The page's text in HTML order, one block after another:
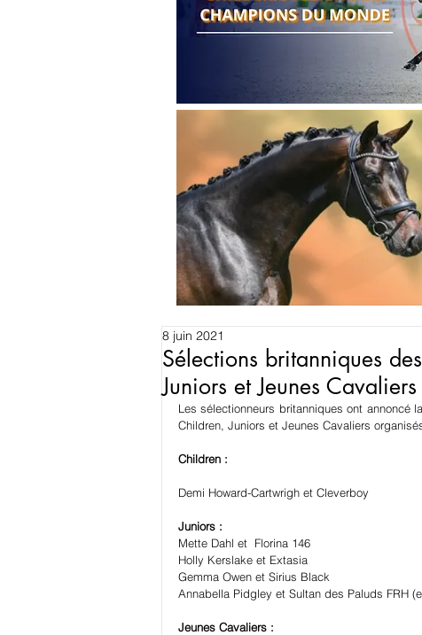
Sélections britanniques
Juniors et Jeunes Cavaliers
8 juin 2021
Les sélectionneurs britanniques ont annoncé
Children, Juniors et Jeunes Cavaliers
Children :
Demi Howard-Cartwrigh et Cleverboy
Juniors :
Mette Dahl et  Florina 146
Holly Kerslake et Extasia
Gemma Owen et Sirius Black
Annabella Pidgley et Sultan des Paluds FRH
Jeunes Cavaliers :